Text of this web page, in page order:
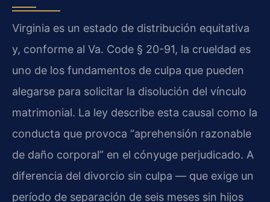
Virginia es un estado de distribución equitativa
y, conforme al Va. Code § 20-91, la crueldad es
uno de los fundamentos de culpa que pueden
alegarse para solicitar la disolución del vínculo
matrimonial. La ley describe esta causal como la
conducta que provoca “aprehensión razonable
de daño corporal” en el cónyuge perjudicado. A
diferencia del divorcio sin culpa — que exige un
período de separación de seis meses sin hijos